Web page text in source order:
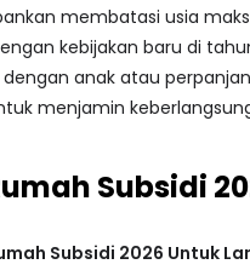
membatasi usia
kebijakan baru di
dengan anak atau
menjamin
Subsidi
Subsidi 2026 Untuk